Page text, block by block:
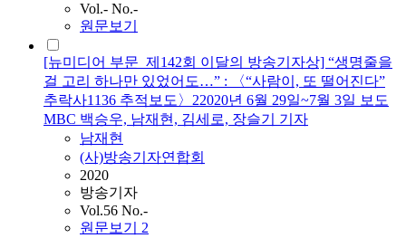
Vol.- No.-
원문보기
[뉴미디어 부문_제142회 이달의 방송기자상] “생명줄을
걸 고리 하나만 있었어도…” : 〈“사람이, 또 떨어진다”
추락사1136 추적보도〉22020년 6월 29일~7월 3일 보도
MBC 백승우, 남재현, 김세로, 장슬기 기자
남재현
(사)방송기자연합회
2020
방송기자
Vol.56 No.-
원문보기 2